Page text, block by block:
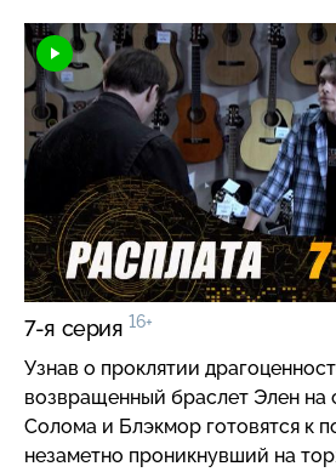
7-я серия 16+
Узнав о проклятии
возвращенный браслет Элен на
Солома и Блэкмор готовятся к
незаметно проникнувший на